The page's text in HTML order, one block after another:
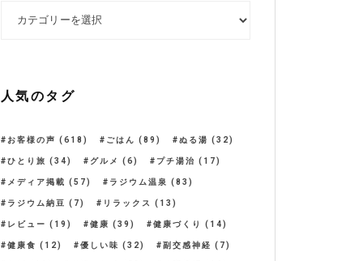
人気のタグ
お客様の声 (618) ごはん (89) ぬる湯 (32)
ひとり旅 (34) グルメ (6) プチ湯治 (17)
メディア掲載 (57) ラジウム温泉 (83)
ラジウム納豆 (7) リラックス (13)
レビュー (19) 健康 (39) 健康づくり (14)
健康食 (12) 優しい味 (32) 副交感神経 (7)